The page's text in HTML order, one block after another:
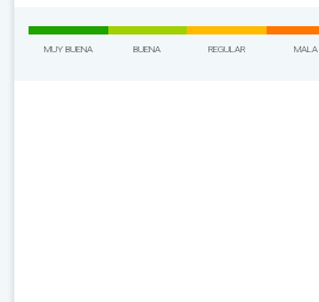
MUY BUENA BUENA REGULAR MALA